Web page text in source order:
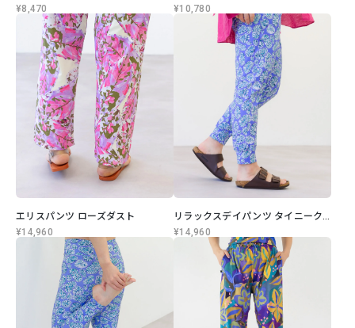
¥8,470
¥10,780
エリスパンツ ローズダスト
¥14,960
リラックスデイパンツ タイニークリエ
¥14,960